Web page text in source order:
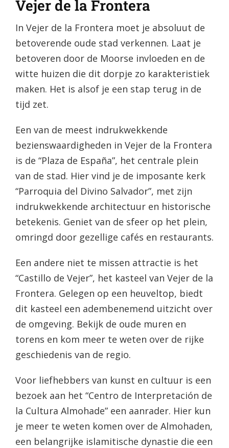
Vejer de la Frontera
In Vejer de la Frontera moet je absoluut de
betoverende oude stad verkennen. Laat je
betoveren door de Moorse invloeden en de
witte huizen die dit dorpje zo karakteristiek
maken. Het is alsof je een stap terug in de
tijd zet.
Een van de meest indrukwekkende
bezienswaardigheden in Vejer de la Frontera
is de “Plaza de España”, het centrale plein
van de stad. Hier vind je de imposante kerk
“Parroquia del Divino Salvador”, met zijn
indrukwekkende architectuur en historische
betekenis. Geniet van de sfeer op het plein,
omringd door gezellige cafés en restaurants.
Een andere niet te missen attractie is het
“Castillo de Vejer”, het kasteel van Vejer de la
Frontera. Gelegen op een heuveltop, biedt
dit kasteel een adembenemend uitzicht over
de omgeving. Bekijk de oude muren en
torens en kom meer te weten over de rijke
geschiedenis van de regio.
Voor liefhebbers van kunst en cultuur is een
bezoek aan het “Centro de Interpretación de
la Cultura Almohade” een aanrader. Hier kun
je meer te weten komen over de Almohaden,
een belangrijke islamitische dynastie die een